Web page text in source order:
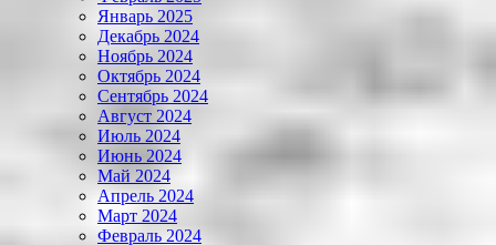
Январь 2025
Декабрь 2024
Ноябрь 2024
Октябрь 2024
Сентябрь 2024
Август 2024
Июль 2024
Июнь 2024
Май 2024
Апрель 2024
Март 2024
Февраль 2024